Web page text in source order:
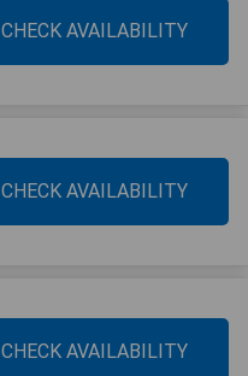
CHECK AVAILABILITY
CHECK AVAILABILITY
CHECK AVAILABILITY